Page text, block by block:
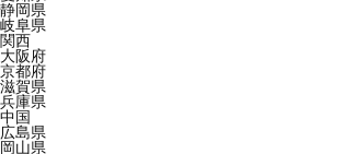
静岡県
岐阜県
関西
大阪府
京都府
滋賀県
兵庫県
中国
広島県
岡山県